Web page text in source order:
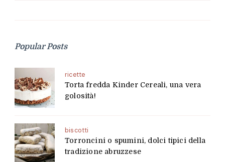
Popular Posts
ricette
Torta fredda Kinder Cereali, una vera
golosità!
biscotti
Torroncini o spumini, dolci tipici della
tradizione abruzzese